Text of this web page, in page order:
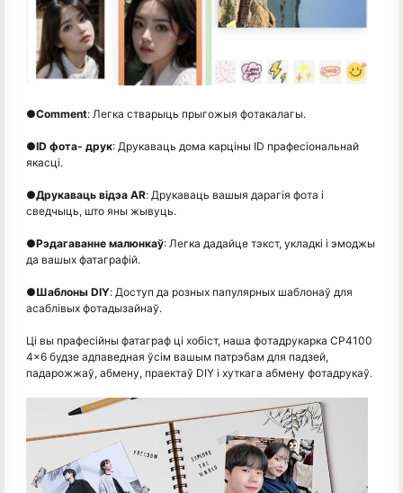
●Comment: Легка стварыць прыгожыя фотакалагы.
●ID фота- друк: Друкаваць дома карціны ID прафесіональнай
якасці.
●Друкаваць відэа AR: Друкаваць вашыя дарагія фота і
сведчыць, што яны жывуць.
●Рэдагаванне малюнкаў: Легка дадайце тэкст, укладкі і эмоджы
да вашых фатаграфій.
●Шаблоны DIY: Доступ да розных папулярных шаблонаў для
асаблівых фотадызайнаў.
Ці вы прафесійны фатаграф ці хобіст, наша фотадрукарка CP4100
4x6 будзе адпаведная ўсім вашым патрэбам для падзей,
падарожжаў, абмену, праектаў DIY і хуткага абмену фотадрукаў.